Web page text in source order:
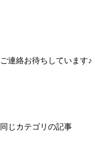
ご連絡お待ちしています♪
同じカテゴリの記事